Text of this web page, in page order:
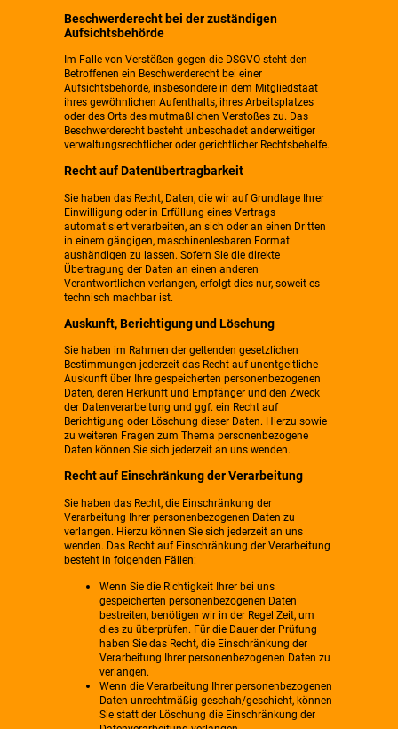
Beschwerderecht bei der zuständigen
Aufsichtsbehörde
Im Falle von Verstößen gegen die DSGVO steht den
Betroffenen ein Beschwerderecht bei einer
Aufsichtsbehörde, insbesondere in dem Mitgliedstaat
ihres gewöhnlichen Aufenthalts, ihres Arbeitsplatzes
oder des Orts des mutmaßlichen Verstoßes zu. Das
Beschwerderecht besteht unbeschadet anderweitiger
verwaltungsrechtlicher oder gerichtlicher Rechtsbehelfe.
Recht auf Datenübertragbarkeit
Sie haben das Recht, Daten, die wir auf Grundlage Ihrer
Einwilligung oder in Erfüllung eines Vertrags
automatisiert verarbeiten, an sich oder an einen Dritten
in einem gängigen, maschinenlesbaren Format
aushändigen zu lassen. Sofern Sie die direkte
Übertragung der Daten an einen anderen
Verantwortlichen verlangen, erfolgt dies nur, soweit es
technisch machbar ist.
Auskunft, Berichtigung und Löschung
Sie haben im Rahmen der geltenden gesetzlichen
Bestimmungen jederzeit das Recht auf unentgeltliche
Auskunft über Ihre gespeicherten personenbezogenen
Daten, deren Herkunft und Empfänger und den Zweck
der Datenverarbeitung und ggf. ein Recht auf
Berichtigung oder Löschung dieser Daten. Hierzu sowie
zu weiteren Fragen zum Thema personenbezogene
Daten können Sie sich jederzeit an uns wenden.
Recht auf Einschränkung der Verarbeitung
Sie haben das Recht, die Einschränkung der
Verarbeitung Ihrer personenbezogenen Daten zu
verlangen. Hierzu können Sie sich jederzeit an uns
wenden. Das Recht auf Einschränkung der Verarbeitung
besteht in folgenden Fällen:
Wenn Sie die Richtigkeit Ihrer bei uns
gespeicherten personenbezogenen Daten
bestreiten, benötigen wir in der Regel Zeit, um
dies zu überprüfen. Für die Dauer der Prüfung
haben Sie das Recht, die Einschränkung der
Verarbeitung Ihrer personenbezogenen Daten zu
verlangen.
Wenn die Verarbeitung Ihrer personenbezogenen
Daten unrechtmäßig geschah/geschieht, können
Sie statt der Löschung die Einschränkung der